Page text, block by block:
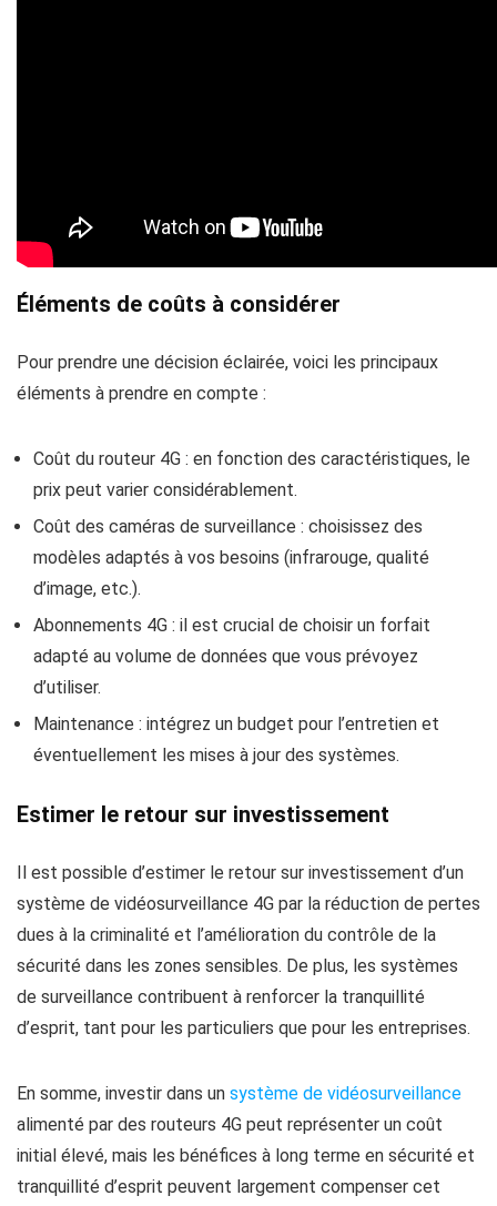
Éléments de coûts à considérer
Pour prendre une décision éclairée, voici les principaux
éléments à prendre en compte :
Coût du routeur 4G : en fonction des caractéristiques, le
prix peut varier considérablement.
Coût des caméras de surveillance : choisissez des
modèles adaptés à vos besoins (infrarouge, qualité
d’image, etc.).
Abonnements 4G : il est crucial de choisir un forfait
adapté au volume de données que vous prévoyez
d’utiliser.
Maintenance : intégrez un budget pour l’entretien et
éventuellement les mises à jour des systèmes.
Estimer le retour sur investissement
Il est possible d’estimer le retour sur investissement d’un
système de vidéosurveillance 4G par la réduction de pertes
dues à la criminalité et l’amélioration du contrôle de la
sécurité dans les zones sensibles. De plus, les systèmes
de surveillance contribuent à renforcer la tranquillité
d’esprit, tant pour les particuliers que pour les entreprises.
En somme, investir dans un système de vidéosurveillance
alimenté par des routeurs 4G peut représenter un coût
initial élevé, mais les bénéfices à long terme en sécurité et
tranquillité d’esprit peuvent largement compenser cet